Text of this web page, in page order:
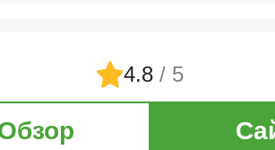
4.8 / 5